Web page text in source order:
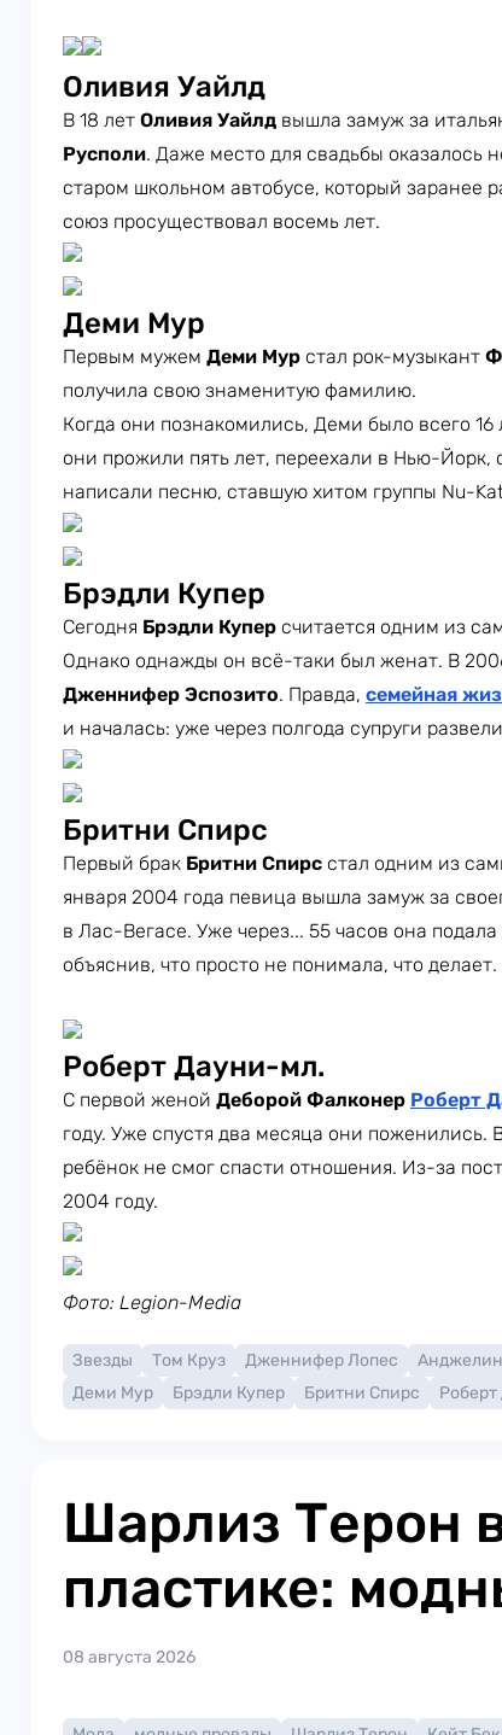
Оливия Уайлд
В 18 лет Оливия Уайлд вышла замуж за
Русполи. Даже место для свадьбы
старом школьном автобусе, который заранее
союз просуществовал восемь лет.
Деми Мур
Первым мужем Деми Мур стал рок-музыкант
получила свою знаменитую фамилию.
Когда они познакомились, Деми было всего
они прожили пять лет, переехали в Нью-
написали песню, ставшую хитом группы Nu-
Брэдли Купер
Сегодня Брэдли Купер считается одним из
Однако однажды он всё-таки был женат. В
Дженнифер Эспозито. Правда, семейная
и началась: уже через полгода супруги
Бритни Спирс
Первый брак Бритни Спирс стал одним из
января 2004 года певица вышла замуж за
в Лас-Вегасе. Уже через... 55 часов она
объяснив, что просто не понимала, что делает.
Роберт Дауни-мл.
С первой женой Деборой Фалконер Роберт
году. Уже спустя два месяца они
ребёнок не смог спасти отношения. Из-за
2004 году.
Фото: Legion-Media
Звезды Том Круз Дженнифер Лопес
Деми Мур
Брэдли Купер Бритни Спирс
Шарлиз Терон
пластике:
08 августа 2026